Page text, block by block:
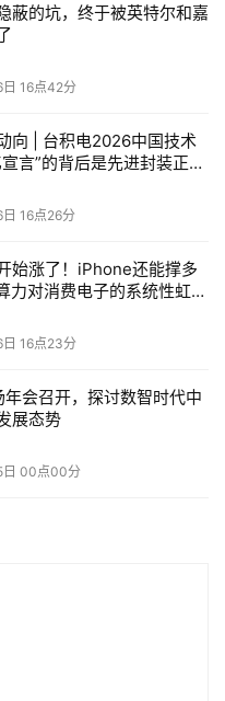
算力吃满；高负载时主动
源到系统开源
现、训练代码和评估脚
蔽的坑，终于被英特尔和嘉
16点42分
向 | 台积电2026中国技术
言”的背后是先进封装正在
16点26分
始涨了！iPhone还能撑多
力对消费电子的系统性虹吸
16点23分
会召开，探讨数智时代中
展态势
00点00分